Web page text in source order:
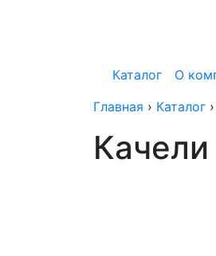
Каталог О
Главная › Каталог ›